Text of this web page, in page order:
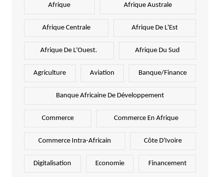
Afrique Afrique Australe
Afrique Centrale Afrique De L'Est
Afrique De L'Ouest. Afrique Du Sud
Agriculture Aviation Banque/Finance
Banque Africaine De Développement
Commerce Commerce En Afrique
Commerce Intra-Africain Côte D'Ivoire
Digitalisation Economie Financement